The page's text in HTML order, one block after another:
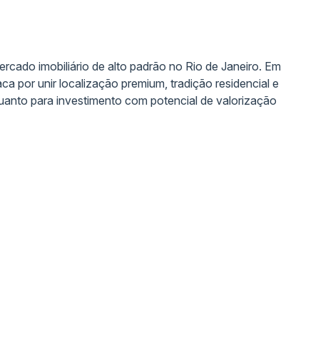
imobiliário de alto padrão no Rio de Janeiro. Em
por unir localização premium, tradição residencial e
para investimento com potencial de valorização